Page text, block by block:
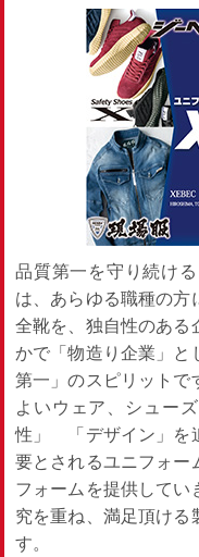
品質第一を守り続け
は、あらゆる職種の
全靴を、独自性のある
かで「物造り企業」
第一」のスピリット
よいウェア、シュー
性」 「デザイン」を
要とされるユニフォー
フォームを提供して
究を重ね、満足頂ける
す。